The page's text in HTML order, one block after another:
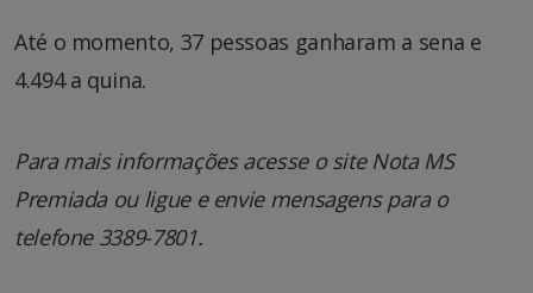
Até o momento, 37 pessoas ganharam a sena e
4.494 a quina.
Para mais informações acesse o site Nota MS
Premiada ou ligue e envie mensagens para o
telefone 3389-7801.